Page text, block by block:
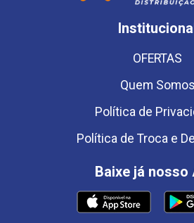
OFERTAS
Quem Somos
Política de
Política de Troca e
Baixe já nosso